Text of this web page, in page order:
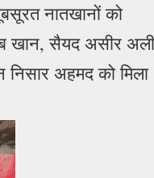
नातखानों को
खान, सैयद असीर
अहमद को